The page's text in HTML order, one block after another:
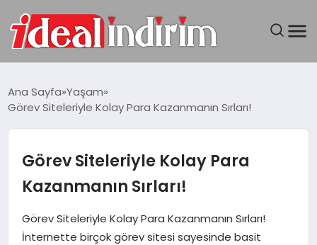
DÜNYA
SEYAHAT
TEKNOLOJI
Ana Sayfa Yaşam
Görev Siteleriyle Kolay Para Kazanmanın Sırları!
Görev Siteleriyle Kolay Para
Kazanmanın Sırları!
Görev Siteleriyle Kolay Para Kazanmanın Sırları!
İnternette birçok görev sitesi sayesinde basit